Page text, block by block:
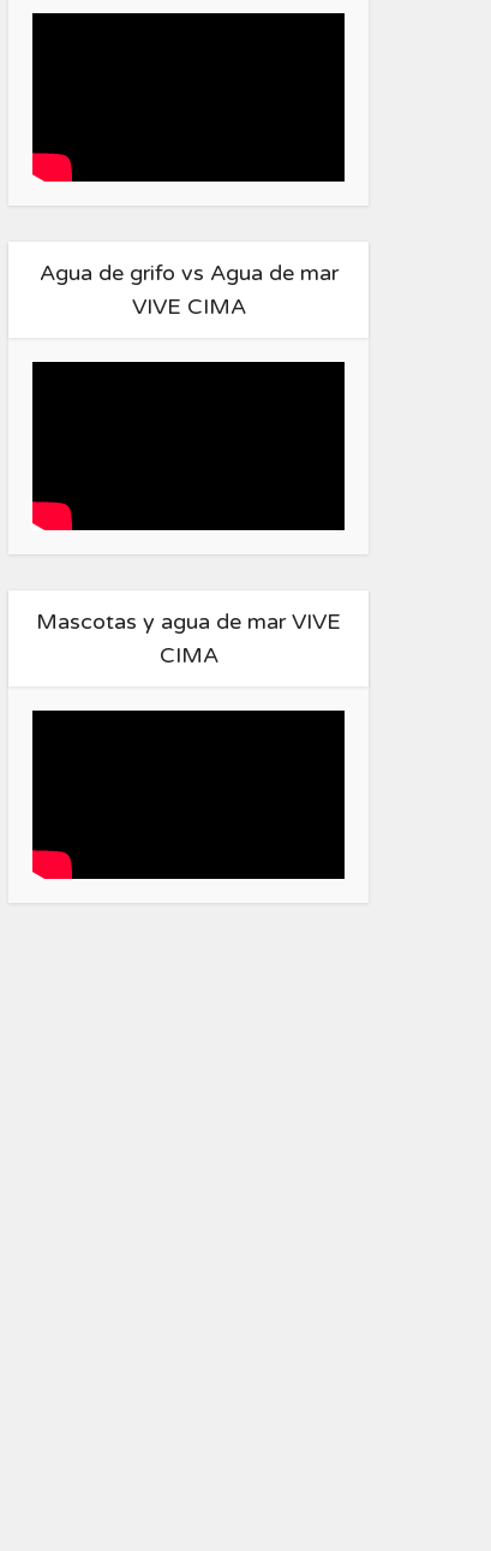
Agua de grifo vs Agua de mar
VIVE CIMA
Mascotas y agua de mar VIVE
CIMA